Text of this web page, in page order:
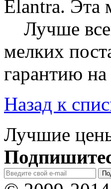
Elantra. Эта
Лучше
мелких
гарантию на
Назад к
Лучшие